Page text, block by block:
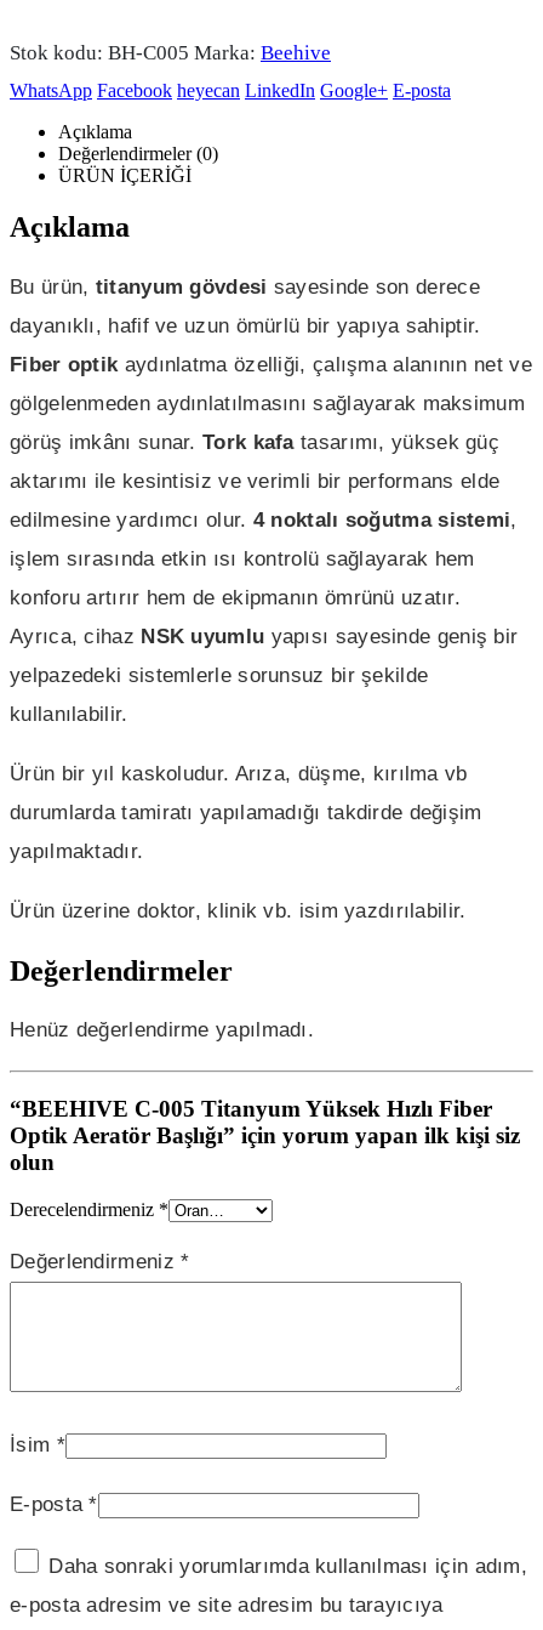
Stok kodu: BH-C005 Marka: Beehive
Facebook heyecan LinkedIn Google+ E-posta
WhatsApp
Açıklama
Değerlendirmeler (0)
ÜRÜN İÇERİĞİ
Açıklama
Bu ürün, titanyum gövdesi sayesinde son derece
dayanıklı, hafif ve uzun ömürlü bir yapıya sahiptir.
Fiber optik aydınlatma özelliği, çalışma alanının net ve
gölgelenmeden aydınlatılmasını sağlayarak maksimum
görüş imkânı sunar.Tork kafatasarımı, yüksek güç
aktarımı ile kesintisiz ve verimli bir performans elde
edilmesine yardımcı olur. 4 noktalı soğutma sistemi,
işlem sırasında etkin ısı kontrolü sağlayarak hem
konforu artırır hem de ekipmanın ömrünü uzatır.
Ayrıca, cihaz NSK uyumlu yapısı sayesinde geniş bir
yelpazedeki sistemlerle sorunsuz bir şekilde
kullanılabilir.
Ürün bir yıl kaskoludur. Arıza, düşme, kırılma vb
durumlarda tamiratı yapılamadığı takdirde değişim
yapılmaktadır.
Ürün üzerine doktor, klinik vb. isim yazdırılabilir.
Değerlendirmeler
Henüz değerlendirme yapılmadı.
“BEEHIVE C-005 Titanyum Yüksek Hızlı Fiber
Optik Aeratör Başlığı” için yorum yapan ilk kişi siz
olun
Derecelendirmeniz *
Değerlendirmeniz*
İsim *
E-posta*
Daha sonraki yorumlarımda kullanılması için adım,
e-posta adresim ve site adresim bu tarayıcıya